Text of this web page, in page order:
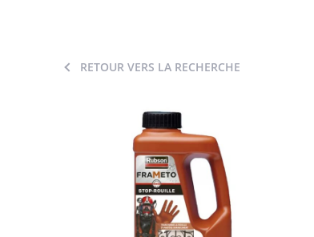
RETOUR VERS LA RECHERCHE